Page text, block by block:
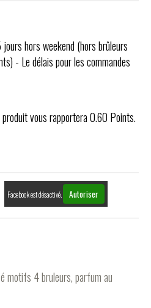
hors weekend (hors brûleurs
- Le délais pour les commandes
vous rapportera0.60 Points.
Facebook est désactivé. Autoriser
motifs 4 bruleurs, parfum au